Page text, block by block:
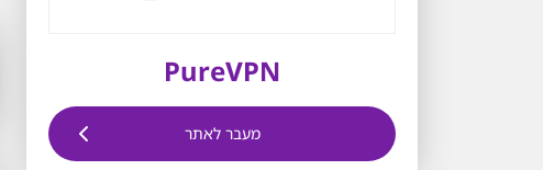
PureVPN
מעבר לאתר